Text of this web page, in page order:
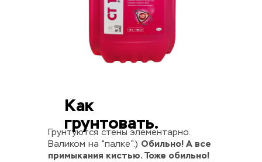
Как
грунтовать.
Грунтуются стены элементарно.
Валиком на "палке".) Обильно! А все
примыкания кистью. Тоже обильно!